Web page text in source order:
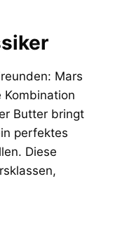
Mars
Kombination
Butter bringt
perfektes
Diese